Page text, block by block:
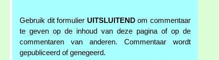
Gebruik dit formulier UITSLUITENDom commentaar
te geven op de inhoud van deze pagina of op de
commentaren van anderen. Commentaar wordt
gepubliceerd of genegeerd.